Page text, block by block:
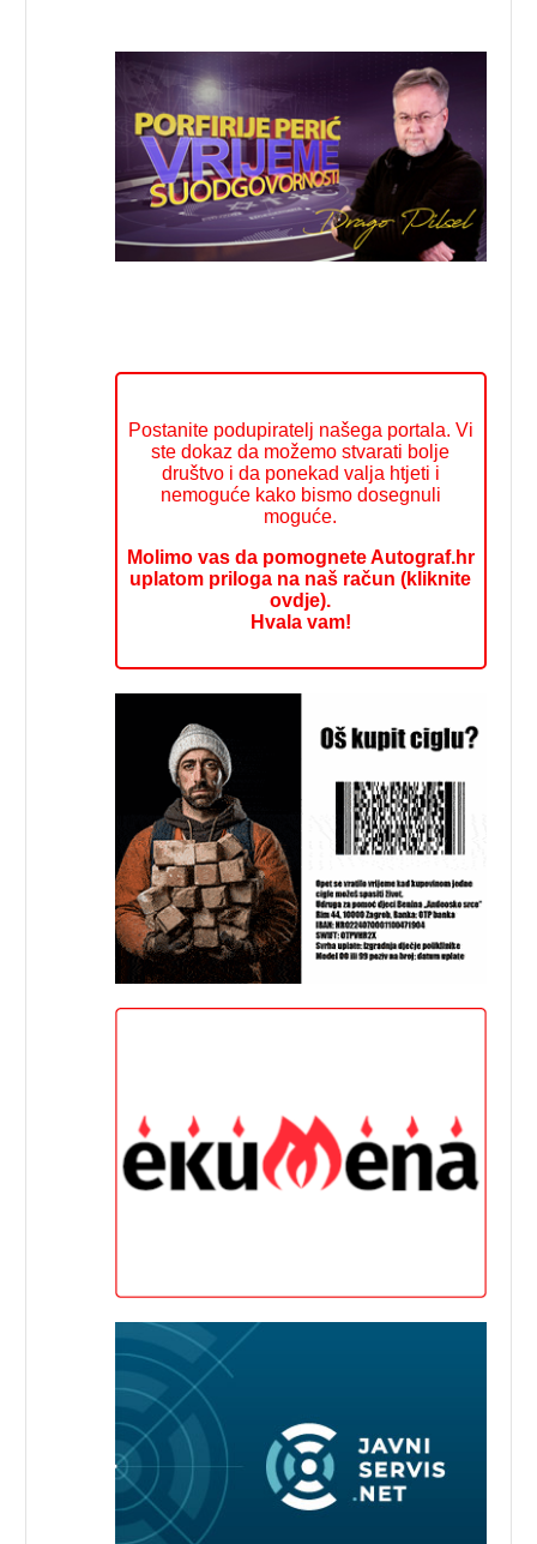
Postanite podupiratelj našega portala. Vi
ste dokaz da možemo stvarati bolje
društvo i da ponekad valja htjeti i
nemoguće kako bismo dosegnuli
moguće.
Molimo vas da pomognete Autograf.hr
uplatom priloga na naš račun (kliknite
ovdje).
Hvala vam!